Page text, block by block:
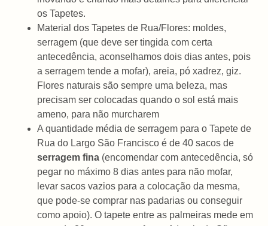
os Tapetes.
Material dos Tapetes de Rua/Flores: moldes,
serragem (que deve ser tingida com certa
antecedência, aconselhamos dois dias antes, pois
a serragem tende a mofar), areia, pó xadrez, giz.
Flores naturais são sempre uma beleza, mas
precisam ser colocadas quando o sol está mais
ameno, para não murcharem
A quantidade média de serragem para o Tapete de
Rua do Largo São Francisco é de 40 sacos de
serragem fina (encomendar com antecedência, só
pegar no máximo 8 dias antes para não mofar,
levar sacos vazios para a colocação da mesma,
que pode-se comprar nas padarias ou conseguir
como apoio). O tapete entre as palmeiras mede em